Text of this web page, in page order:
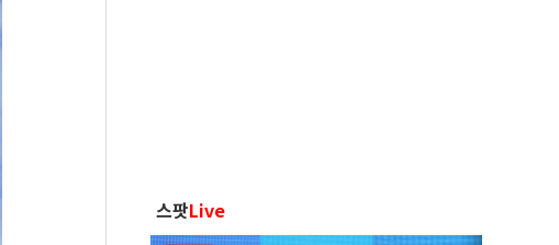
스팟Live